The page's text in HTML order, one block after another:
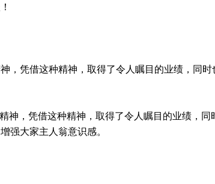
，凭借这种精神，取得了令人瞩目的业绩，同
神，凭借这种精神，取得了令人瞩目的业绩，
强大家主人翁意识感。